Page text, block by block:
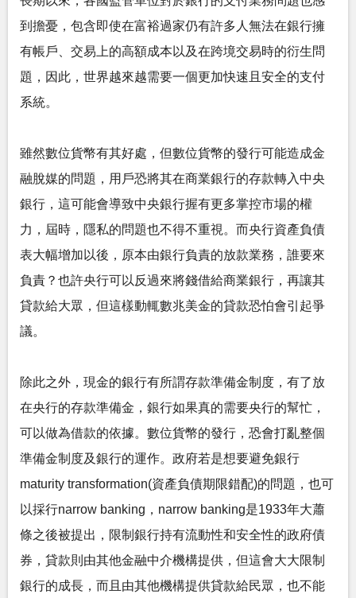
到擔憂，包含即使在富裕過家仍有許多人無法在銀行擁
有帳戶、交易上的高額成本以及在跨境交易時的衍生問
題，因此，世界越來越需要一個更加快速且安全的支付
系統。
雖然數位貨幣有其好處，但數位貨幣的發行可能造成金
融脫媒的問題，用戶恐將其在商業銀行的存款轉入中央
銀行，這可能會導致中央銀行握有更多掌控市場的權
力，屆時，隱私的問題也不得不重視。而央行資產負債
表大幅增加以後，原本由銀行負責的放款業務，誰要來
負責？也許央行可以反過來將錢借給商業銀行，再讓其
貸款給大眾，但這樣動輒數兆美金的貸款恐怕會引起爭
議。
除此之外，現金的銀行有所謂存款準備金制度，有了放
在央行的存款準備金，銀行如果真的需要央行的幫忙，
可以做為借款的依據。數位貨幣的發行，恐會打亂整個
準備金制度及銀行的運作。政府若是想要避免銀行
maturity transformation(資產負債期限錯配)的問題，也可
以採行narrow banking，narrow banking是1933年大蕭
條之後被提出，限制銀行持有流動性和安全性的政府債
券，貸款則由其他金融中介機構提供，但這會大大限制
銀行的成長，而且由其他機構提供貸款給民眾，也不能